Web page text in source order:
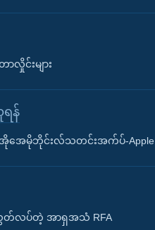
ာလှိုင်းများ
န်
အေမိုဘိုင်းလ်သတင်းအက်ပ်-Apple
လပ်တဲ့ အာရှအသံ RFA